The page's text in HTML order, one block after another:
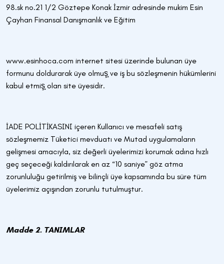
98.sk no.21 1/2 Göztepe Konak İzmir adresinde mukim Esin
Çayhan Finansal Danışmanlık ve Eğitim
www.esinhoca.com internet sitesi üzerinde bulunan üye
formunu doldurarak üye olmuş̧ ve iş bu sözleşmenin hükümlerini
kabul etmiş̧ olan site üyesidir.
İADE POLİTİKASINI içeren Kullanıcı ve mesafeli satış
sözleşmemiz Tüketici mevduatı ve Mutad uygulamaların
gelişmesi amacıyla, siz değerli üyelerimizi korumak adına hızlı
geç seçeceği kaldırılarak en az “10 saniye” göz atma
zorunluluğu getirilmiş ve bilinçli üye kapsamında bu süre tüm
üyelerimiz açışından zorunlu tutulmuştur.
Madde 2. TANIMLAR